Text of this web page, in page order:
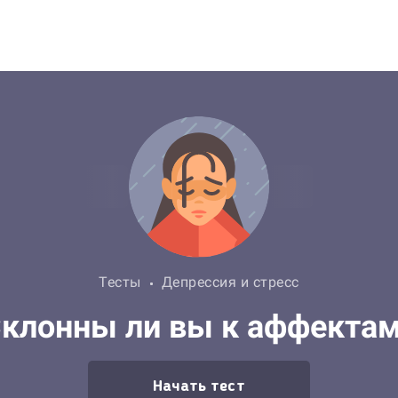
Тесты Депрессия и стресс
ли вы к
Начать тест